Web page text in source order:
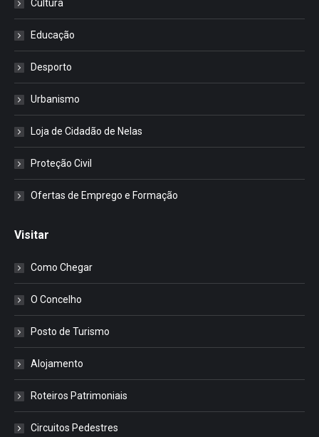
Cultura
Educação
Desporto
Urbanismo
Loja de Cidadão de Nelas
Proteção Civil
Ofertas de Emprego e Formação
Visitar
Como Chegar
O Concelho
Posto de Turismo
Alojamento
Roteiros Patrimoniais
Circuitos Pedestres